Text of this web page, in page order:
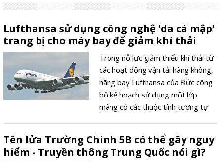
Lufthansa sử dụng công nghệ 'da cá mập'
trang bị cho máy bay để giảm khí thải
Trong nỗ lực giảm thiểu khí thải từ
các hoạt động vận tải hàng không,
hãng bay Lufthansa của Đức công
bố kế hoạch sử dụng một lớp
màng có các thuộc tính tương tự
Tên lửa Trường Chinh 5B có thể gây nguy
hiểm - Truyền thông Trung Quốc nói gì?